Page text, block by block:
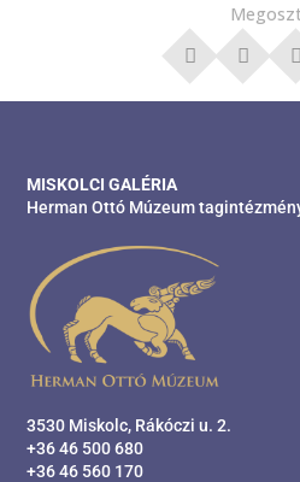
MISKOLCI GALÉRIA
Herman Ottó Múzeum
3530 Miskolc, Rákóczi u. 2.
+36 46 500 680
+36 46 560 170